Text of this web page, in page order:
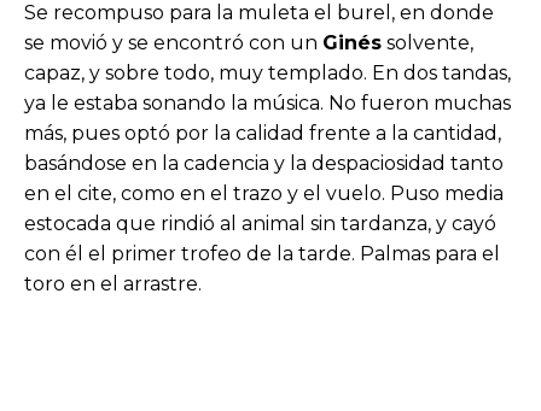
Se recompuso para la muleta el burel, en donde
se movió y se encontró con un Ginés solvente,
capaz, y sobre todo, muy templado. En dos tandas,
ya le estaba sonando la música. No fueron muchas
más, pues optó por la calidad frente a la cantidad,
basándose en la cadencia y la despaciosidad tanto
en el cite, como en el trazo y el vuelo. Puso media
estocada que rindió al animal sin tardanza, y cayó
con él el primer trofeo de la tarde. Palmas para el
toro en el arrastre.